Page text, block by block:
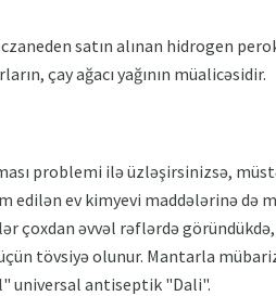
satın alınan hidrogen
çay ağacı yağının müalicəsidir.
problemi ilə üzləşirsinizsə,
ev kimyevi maddələrinə də
çoxdan əvvəl rəflərdə
tövsiyə olunur. Mantarla
universal antiseptik "Dali".